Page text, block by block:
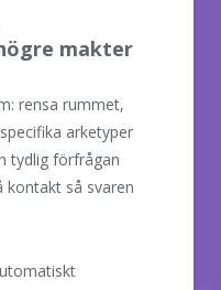
makter
rensa rummet,
arketyper
tydlig förfrågan
kontakt så svaren